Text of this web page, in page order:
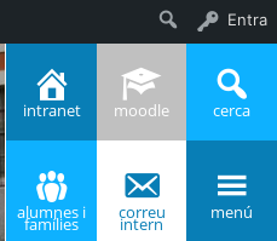
intranet moodle cerca
alumnes i
famílies
correu
intern
menú
Entra